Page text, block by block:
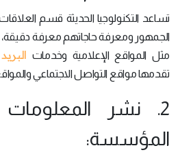
تساعد التكنولوجيا الحديثة قسم
الجمهور ومعرفة حاجاتهم معرفة
مثل المواقع الإعلامية وخدمات
تقدمها مواقع التواصل الاجتماعي
2. نشر
المؤسسة: